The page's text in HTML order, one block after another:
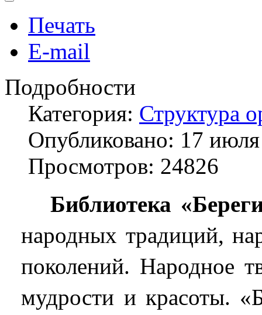
Печать
E-mail
Подробности
Категория: Структура
Опубликовано: 17
Просмотров: 24826
Библиотека
народных традиций,
поколений. Народное
мудрости и красоты.